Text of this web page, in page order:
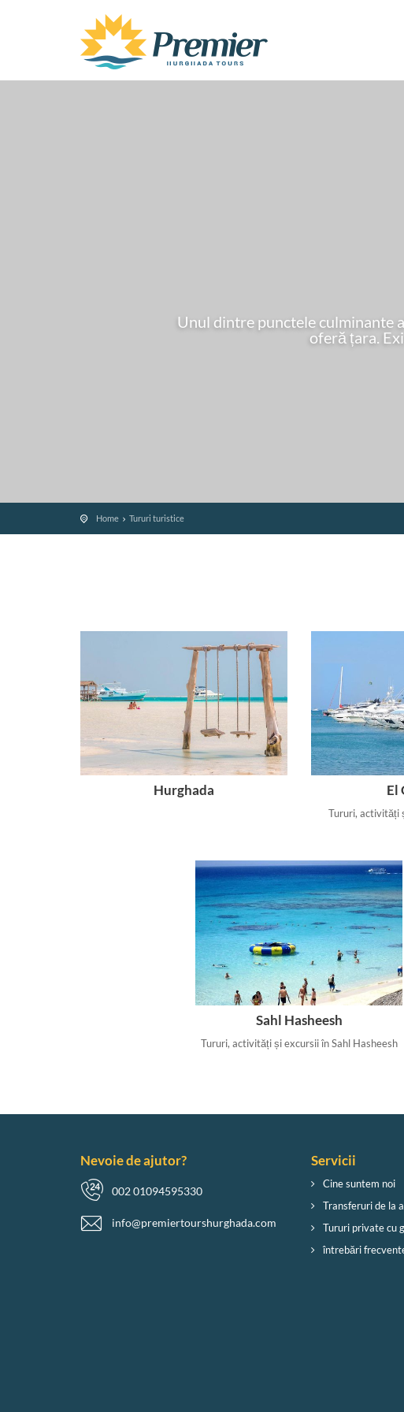
Unul dintre punctele culminante
oferă țara.
Home Tururi turistice
Hurghada El
Tururi, activități
Sahl Hasheesh
Tururi, activități și excursii în Sahl Hasheesh
Nevoie de ajutor?
002 01094595330
info@premiertourshurghada.com
Servicii
Cine suntem noi
Transferuri de la
Tururi private cu
întrebări